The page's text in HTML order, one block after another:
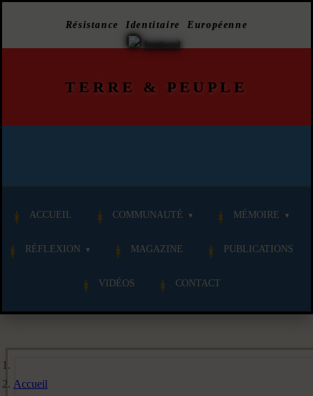
Résistance Identitaire Européenne
TERRE & PEUPLE
ACCUEIL COMMUNAUTÉ MÉMOIRE
RÉFLEXION MAGAZINE PUBLICATIONS
VIDÉOS CONTACT
Accueil